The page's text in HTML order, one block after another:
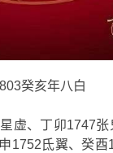
癸亥年八白
虚、丁卯1747
1752氐翼、癸